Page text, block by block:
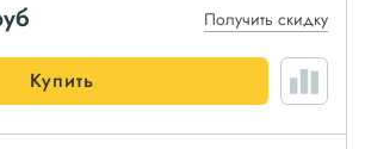
Получить скидку
Купить